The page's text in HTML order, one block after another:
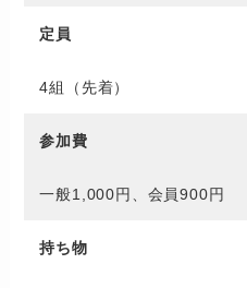
定員
4組（先着）
参加費
一般1,000円、会員900円
持ち物